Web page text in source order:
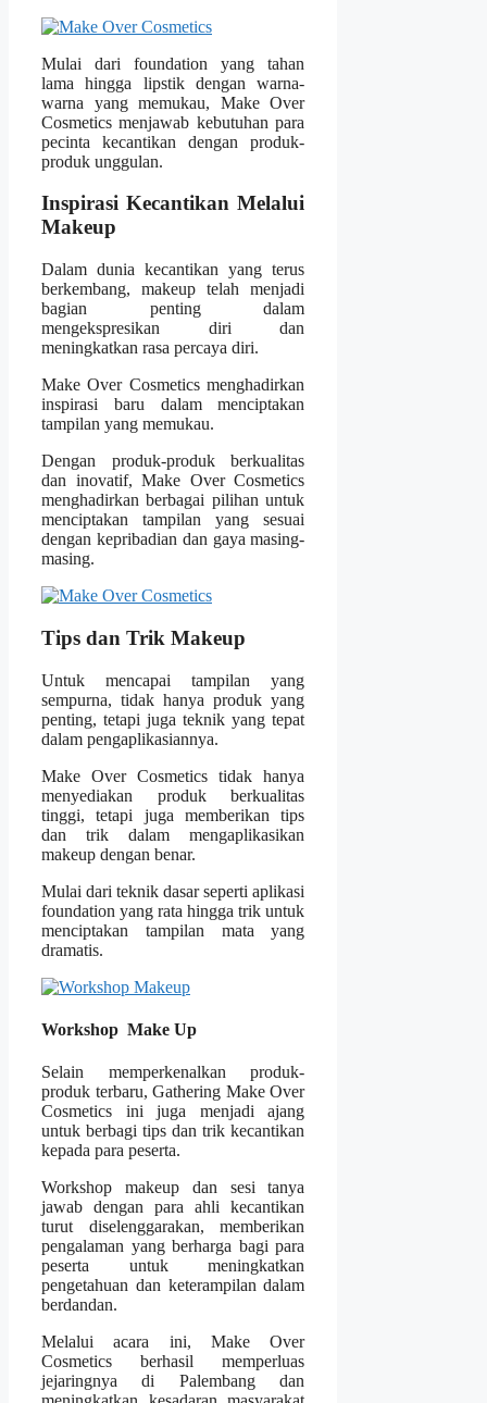
Mulai dari foundation yang tahan
lama hingga lipstik dengan warna-
warna yang memukau, Make Over
Cosmetics menjawab kebutuhan para
pecinta kecantikan dengan produk-
produk unggulan.
Inspirasi Kecantikan Melalui
Makeup
Dalam dunia kecantikan yang terus
berkembang, makeup telah menjadi
bagian penting dalam
mengekspresikan diri dan
meningkatkan rasa percaya diri.
Make Over Cosmetics menghadirkan
inspirasi baru dalam menciptakan
tampilan yang memukau.
Dengan produk-produk berkualitas
dan inovatif, Make Over Cosmetics
menghadirkan berbagai pilihan untuk
menciptakan tampilan yang sesuai
dengan kepribadian dan gaya masing-
masing.
Tips dan Trik Makeup
Untuk mencapai tampilan yang
sempurna, tidak hanya produk yang
penting, tetapi juga teknik yang tepat
dalam pengaplikasiannya.
Make Over Cosmetics tidak hanya
menyediakan produk berkualitas
tinggi, tetapi juga memberikan tips
dan trik dalam mengaplikasikan
makeup dengan benar.
Mulai dari teknik dasar seperti aplikasi
foundation yang rata hingga trik untuk
menciptakan tampilan mata yang
dramatis.
Workshop Make Up
Selain memperkenalkan produk-
produk terbaru, Gathering Make Over
Cosmetics ini juga menjadi ajang
untuk berbagi tips dan trik kecantikan
kepada para peserta.
Workshop makeup dan sesi tanya
jawab dengan para ahli kecantikan
turut diselenggarakan, memberikan
pengalaman yang berharga bagi para
peserta untuk meningkatkan
pengetahuan dan keterampilan dalam
berdandan.
Melalui acara ini, Make Over
Cosmetics berhasil memperluas
jejaringnya di Palembang dan